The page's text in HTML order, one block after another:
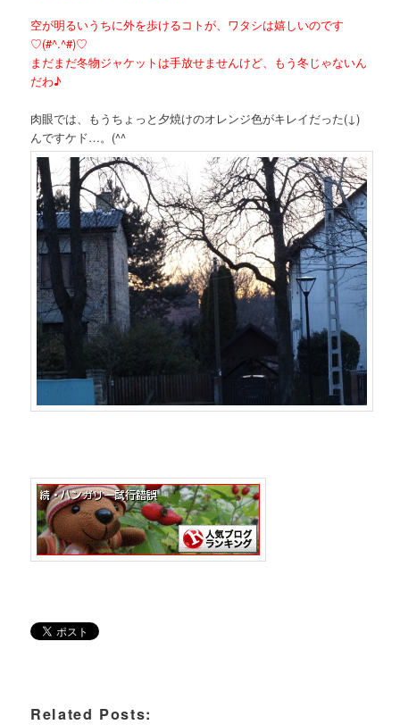
空が明るいうちに外を歩けるコトが、ワタシは嬉しいのです
♡(#^.^#)♡
まだまだ冬物ジャケットは手放せませんけど、もう冬じゃないん
だわ♪
肉眼では、もうちょっと夕焼けのオレンジ色がキレイだった(↓)
んですケド…。(^^ゞ
Related Posts: